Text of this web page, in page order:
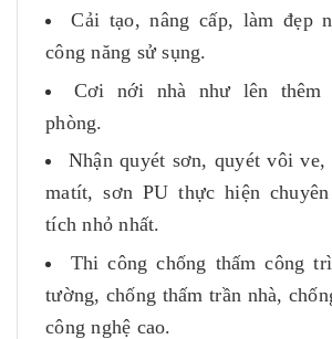
Cải tạo, nâng cấp, làm đẹp
công năng sử sụng.
Cơi nới nhà như lên thêm
phòng.
Nhận quyét sơn, quyét vôi ve,
matít, sơn PU thực hiện
tích nhỏ nhất.
Thi công chống thấm công
tường, chống thấm trần nhà,
công nghệ cao.